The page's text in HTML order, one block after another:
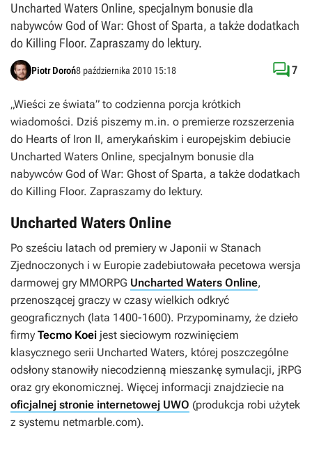
Uncharted Waters Online, specjalnym bonusie dla
nabywców God of War: Ghost of Sparta, a także dodatkach
do Killing Floor. Zapraszamy do lektury.
Piotr Doroń8 października 2010 15:18 7
„Wieści ze świata” to codzienna porcja krótkich
wiadomości. Dziś piszemy m.in. o premierze rozszerzenia
do Hearts of Iron II, amerykańskim i europejskim debiucie
Uncharted Waters Online, specjalnym bonusie dla
nabywców God of War: Ghost of Sparta, a także dodatkach
do Killing Floor. Zapraszamy do lektury.
Uncharted Waters Online
Po sześciu latach od premiery w Japonii w Stanach
Zjednoczonych i w Europie zadebiutowała pecetowa wersja
darmowej gry MMORPG Uncharted Waters Online,
przenoszącej graczy w czasy wielkich odkryć
geograficznych (lata 1400-1600). Przypominamy, że dzieło
firmy Tecmo Koei jest sieciowym rozwinięciem
klasycznego serii Uncharted Waters, której poszczególne
odsłony stanowiły niecodzienną mieszankę symulacji, jRPG
oraz gry ekonomicznej. Więcej informacji znajdziecie na
oficjalnej stronie internetowej UWO (produkcja robi użytek
z systemu netmarble.com).